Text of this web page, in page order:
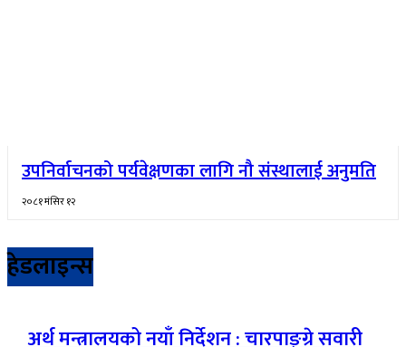
उपनिर्वाचनको पर्यवेक्षणका लागि नौ संस्थालाई अनुमति
२०८१ मंसिर १२
हेडलाइन्स
अर्थ मन्त्रालयको नयाँ निर्देशन : चारपाङ्ग्रे सवारी